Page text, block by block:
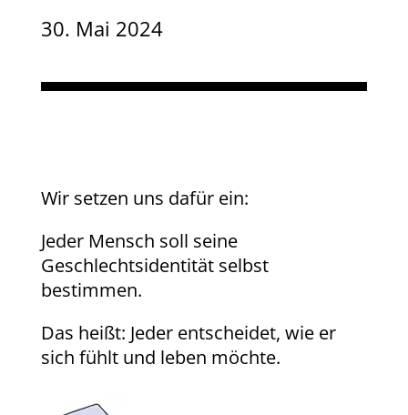
30. Mai 2024
Wir setzen uns dafür ein:
Jeder Mensch soll seine
Geschlechtsidentität selbst
bestimmen.
Das heißt: Jeder entscheidet, wie er
sich fühlt und leben möchte.